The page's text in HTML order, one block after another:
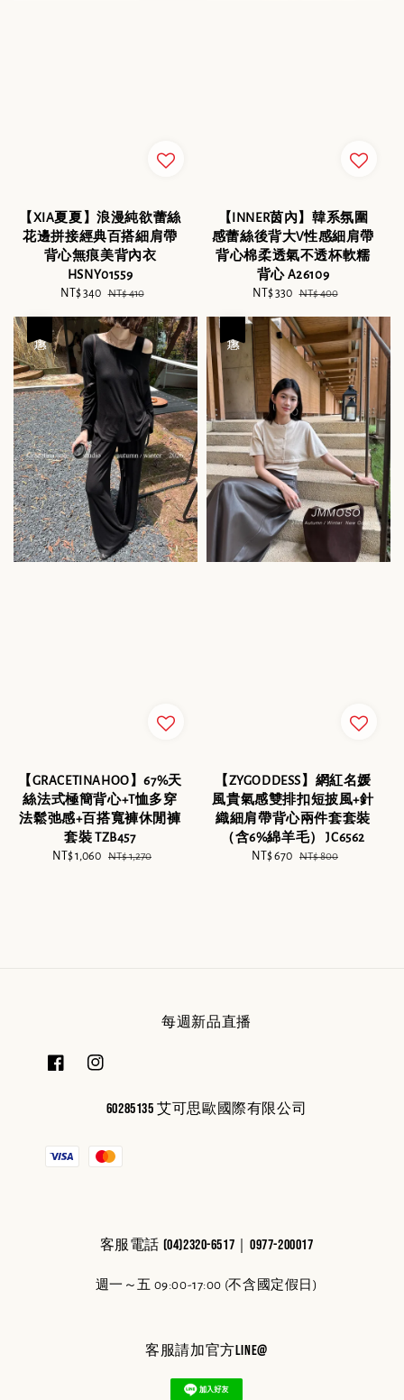
【XIA夏夏】浪漫純欲蕾絲
花邊拼接經典百搭細肩帶
背心無痕美背內衣
HSNY01559
Sale
NT$ 340 Regular
NT$ 410
【INNER茵內】韓系氛圍
感蕾絲後背大V性感細肩帶
背心棉柔透氣不透杯軟糯
背心 A26109
Sale
NT$ 330 Regular
NT$ 400
【GRACETINAHOO】67%天
絲法式極簡背心+T恤多穿
法鬆弛感+百搭寬褲休閒褲
套裝 TZB457
Sale
NT$ 1,060 Regular
NT$ 1,270
【ZYGODDESS】網紅名媛
風貴氣感雙排扣短披風+針
織細肩帶背心兩件套套裝
（含6%綿羊毛） JC6562
Sale
NT$ 670 Regular
NT$ 800
每週新品直播
60285135 艾可思歐國際有限公司
客服電話 (04)2320-6517｜0977-200017
週一～五 09:00-17:00 (不含國定假日)
客服請加官方line@